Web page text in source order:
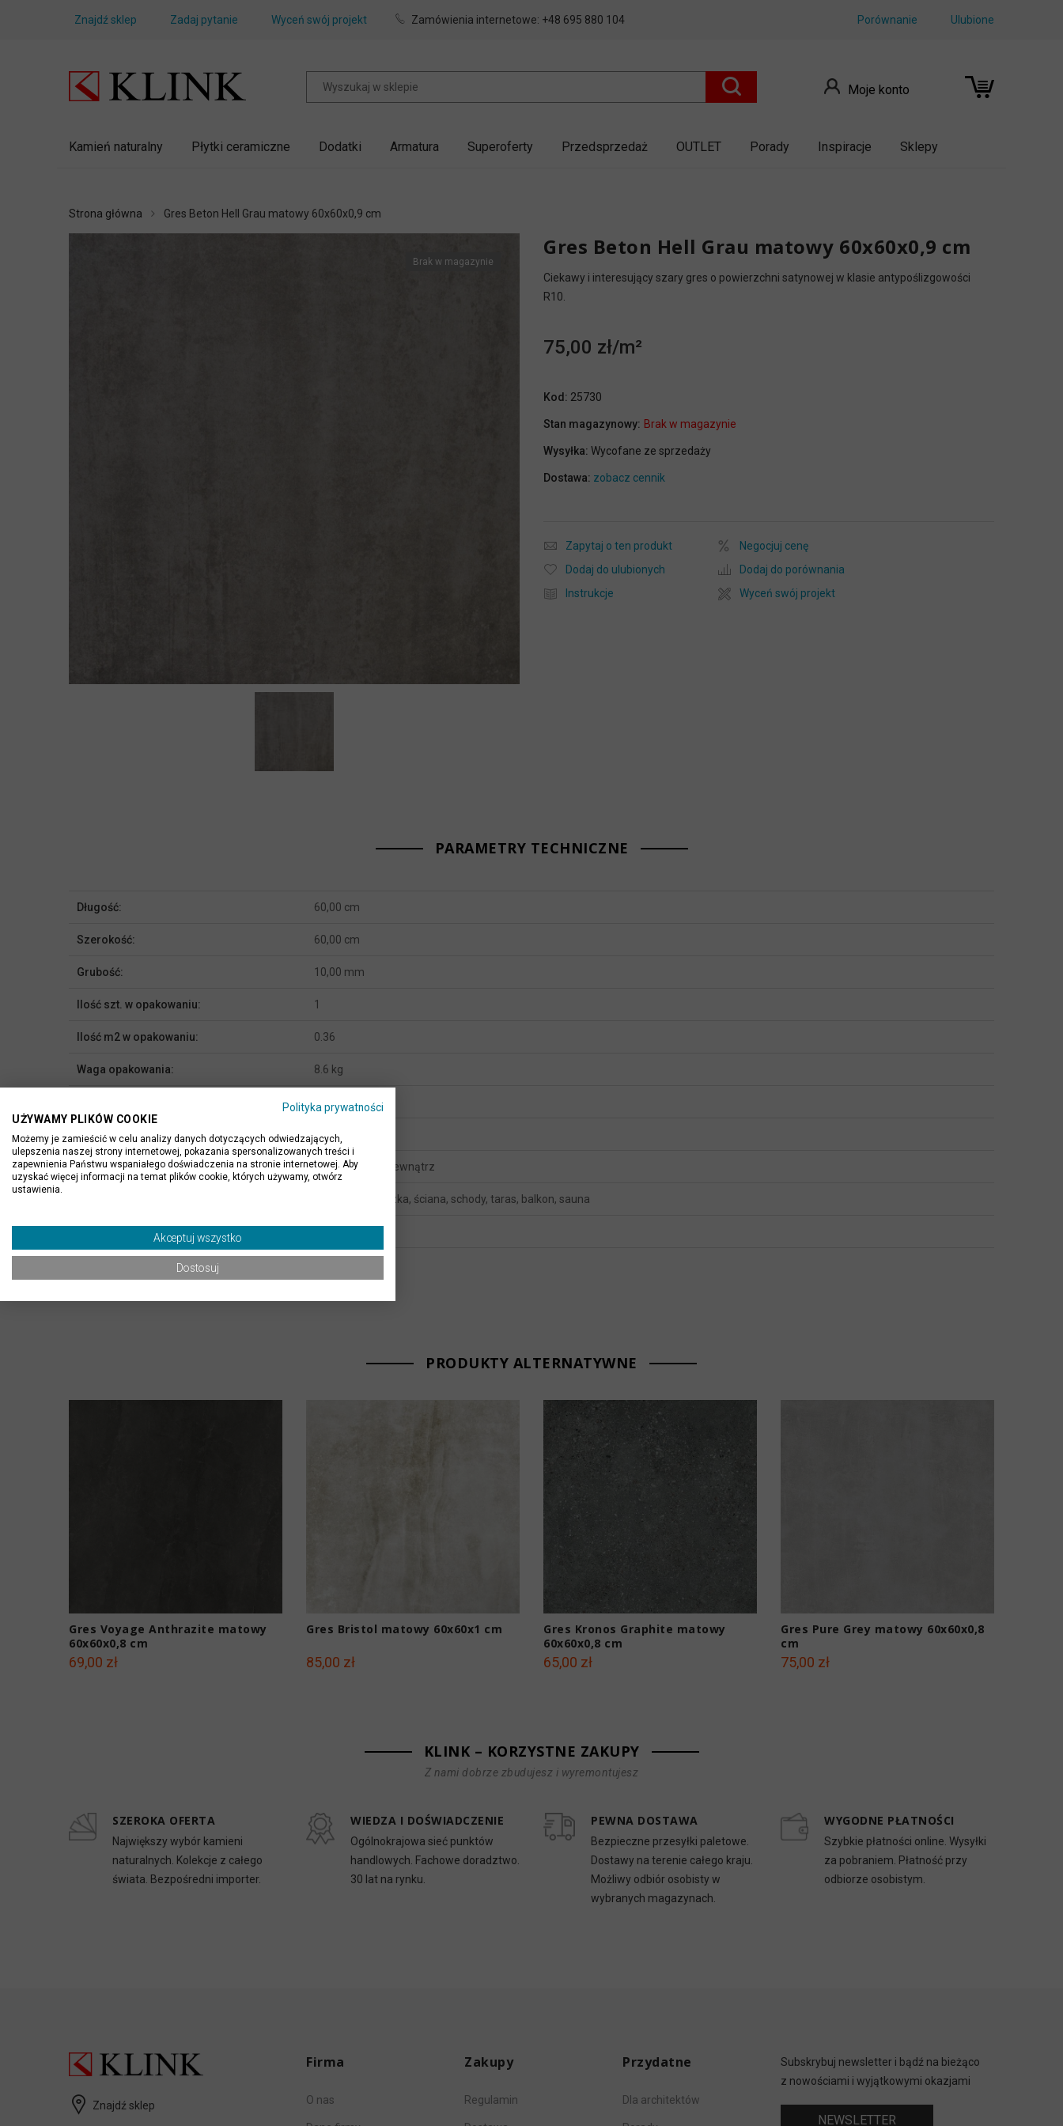
Znajdź sklep Zadaj pytanie Wyceń swój projekt Zamówienia internetowe: +48 695 880 104 Ulubione
Porównanie
Moje konto
Kamień naturalny Płytki ceramiczne Dodatki Armatura Superoferty Przedsprzedaż OUTLET Porady Inspiracje Sklepy
Strona główna Gres Beton Hell Grau matowy 60x60x0,9 cm
Brak w magazynie
Gres Beton Hell Grau matowy 60x60x0,9 cm
Ciekawy i interesujący szary gres o powierzchni satynowej w klasie antypoślizgowości
R10.
75,00 zł
Kod: 25730
Stan magazynowy: Brak w magazynie
Wysyłka: Wycofane ze sprzedaży
Dostawa: zobacz cennik
Zapytaj o ten produkt
Negocjuj cenę
Dodaj do ulubionych
Dodaj do porównania
Instrukcje
Wyceń swój projekt
PARAMETRY TECHNICZNE
Długość: 60,00 cm
Szerokość: 60,00 cm
Grubość: 10,00 mm
Ilość szt. w opakowaniu: 1
Ilość m2 w opakowaniu: 0.36
Waga opakowania: 8.6 kg
Rodzaj powierzchni: matowy
Miejsce stosowania: na zewnątrz i wewnątrz
podłoga, posadzka, ściana, schody, taras, balkon, sauna
PRODUKTY ALTERNATYWNE
Gres Voyage Anthrazite matowy
60x60x0,8 cm
69,00 zł
Gres Bristol matowy 60x60x1 cm
85,00 zł
Gres Kronos Graphite matowy
60x60x0,8 cm
65,00 zł
Gres Pure Grey matowy 60x60x0,8
cm
75,00 zł
KLINK – KORZYSTNE ZAKUPY
Z nami dobrze zbudujesz i wyremontujesz
SZEROKA OFERTA
Największy wybór kamieni
naturalnych. Kolekcje z całego
świata. Bezpośredni importer.
WIEDZA I DOŚWIADCZENIE
Ogólnokrajowa sieć punktów
handlowych. Fachowe doradztwo.
30 lat na rynku.
PEWNA DOSTAWA
Bezpieczne przesyłki paletowe.
Dostawy na terenie całego kraju.
Możliwy odbiór osobisty w
wybranych magazynach.
WYGODNE PŁATNOŚCI
Szybkie płatności online. Wysyłki
za pobraniem. Płatność przy
odbiorze osobistym.
Znajdź sklep
Firma
O nas
Zakupy
Regulamin
Przydatne
Dla architektów
Subskrybuj newsletter i bądź na bieżąco
z nowościami i wyjątkowymi okazjami
NEWSLETTER
Polityka prywatności
UŻYWAMY PLIKÓW COOKIE
Możemy je zamieścić w celu analizy danych dotyczących odwiedzających,
ulepszenia naszej strony internetowej, pokazania spersonalizowanych treści i
zapewnienia Państwu wspaniałego doświadczenia na stronie internetowej. Aby
uzyskać więcej informacji na temat plików cookie, których używamy, otwórz
ustawienia.
Akceptuj wszystko
Dostosuj